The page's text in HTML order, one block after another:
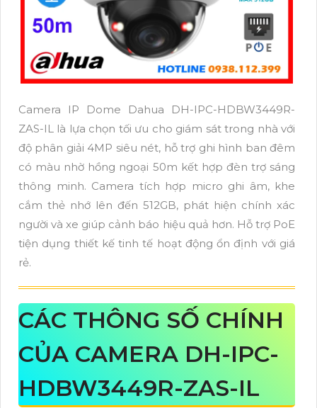
Camera IP Dome Dahua DH-IPC-HDBW3449R-
ZAS-IL là lựa chọn tối ưu cho giám sát trong nhà với
độ phân giải 4MP siêu nét, hỗ trợ ghi hình ban đêm
có màu nhờ hồng ngoại 50m kết hợp đèn trợ sáng
thông minh. Camera tích hợp micro ghi âm, khe
cắm thẻ nhớ lên đến 512GB, phát hiện chính xác
người và xe giúp cảnh báo hiệu quả hơn. Hỗ trợ PoE
tiện dụng thiết kế tinh tế hoạt động ổn định với giá
rẻ.
CÁC THÔNG SỐ CHÍNH
CỦA CAMERA DH-IPC-
HDBW3449R-ZAS-IL